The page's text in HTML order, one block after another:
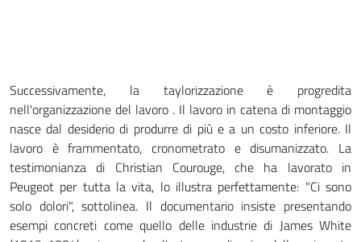
Successivamente, la taylorizzazione è progredita
nell'organizzazione del lavoro . Il lavoro in catena di montaggio
nasce dal desiderio di produrre di più e a un costo inferiore. Il
lavoro è frammentato, cronometrato e disumanizzato. La
testimonianza di Christian Courouge, che ha lavorato in
Peugeot per tutta la vita, lo illustra perfettamente: "Ci sono
solo dolori", sottolinea. Il documentario insiste presentando
esempi concreti come quello delle industrie di James White